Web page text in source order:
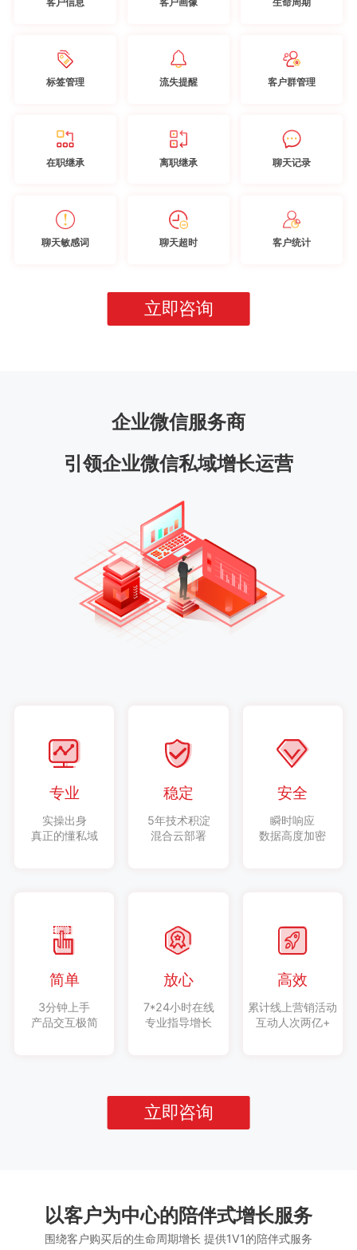
标签管理 流失提醒 客户群管理
在职继承 离职继承 聊天记录
聊天敏感词 聊天超时 客户统计
立即咨询
企业微信服务商
引领企业微信私域增长运营
专业
实操出身
真正的懂私域
稳定
5年技术积淀
混合云部署
安全
瞬时响应
数据高度加密
简单
3分钟上手
产品交互极简
放心
7*24小时在线
专业指导增长
高效
累计线上营销活动
互动人次两亿+
立即咨询
以客户为中心的陪伴式增长服务
围绕客户购买后的生命周期增长 提供1V1的陪伴式服务